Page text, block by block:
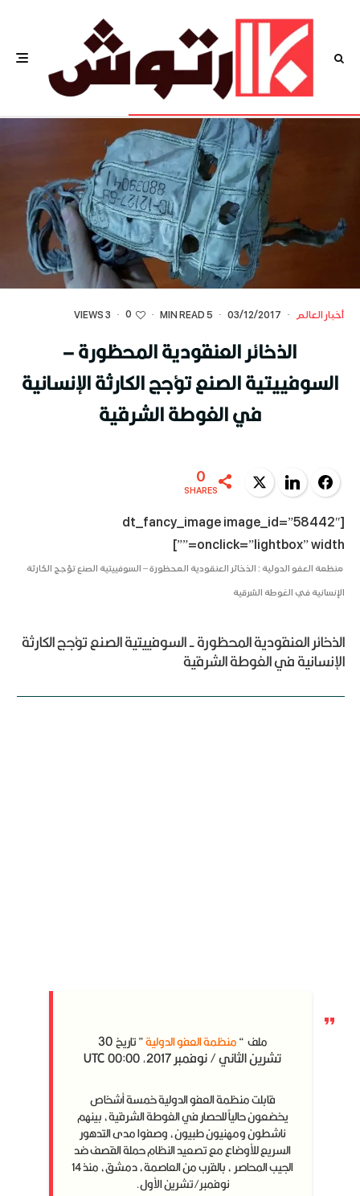
أخبار العالم ·
03/12/2017
·
5 MIN READ
·
0
·
3 VIEWS
الذخائر العنقودية المحظورة –
السوفييتية الصنع تؤجج الكارثة الإنسانية
في الغوطة الشرقية
Facebook
LinkedIn
Twitter
0
SHARES
[dt_fancy_image image_id=”58442″
onclick=”lightbox” width=””]
منظمة العفو الدولية : الذخائر العنقودية المحظورة – السوفييتية الصنع تؤجج الكارثة
الإنسانية في الغوطة الشرقية
الذخائر العنقودية المحظورة - السوفييتية الصنع تؤجج الكارثة
الإنسانية في الغوطة الشرقية
ملف “منظمة العفو الدولية” تاريخ30
تشرين الثاني / نوفمبر 2017, 00:00 UTC
قابلت منظمة العفو الدولية خمسة أشخاص
يخضعون حالياً للحصار في الغوطة الشرقية، بينهم
ناشطون ومهنيون طبيون، وصفوا مدى التدهور
السريع للأوضاع مع تصعيد النظام حملة القصف ضد
الجيب المحاصر ، بالقرب من العاصمة، دمشق، منذ 14
نوفمبر/تشرين الأول.